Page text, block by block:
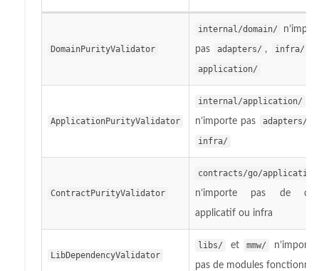
DomainPurityValidator
internal/domain/
pas
adapters/ , infra/
application/
ApplicationPurityValidator
internal/application/
n’importe pas
adapters/
infra/
ContractPurityValidator
contracts/go/
n’importe pas de
applicatif ou infra
LibDependencyValidator
libs/ et mmw/
pas de modules